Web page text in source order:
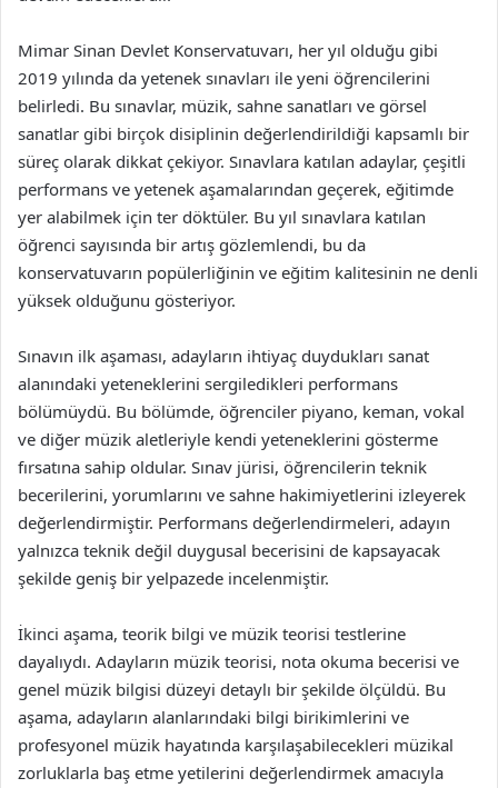
Mimar Sinan Devlet Konservatuvarı, her yıl olduğu gibi
2019 yılında da yetenek sınavları ile yeni öğrencilerini
belirledi. Bu sınavlar, müzik, sahne sanatları ve görsel
sanatlar gibi birçok disiplinin değerlendirildiği kapsamlı bir
süreç olarak dikkat çekiyor. Sınavlara katılan adaylar, çeşitli
performans ve yetenek aşamalarından geçerek, eğitimde
yer alabilmek için ter döktüler. Bu yıl sınavlara katılan
öğrenci sayısında bir artış gözlemlendi, bu da
konservatuvarın popülerliğinin ve eğitim kalitesinin ne denli
yüksek olduğunu gösteriyor.
Sınavın ilk aşaması, adayların ihtiyaç duydukları sanat
alanındaki yeteneklerini sergiledikleri performans
bölümüydü. Bu bölümde, öğrenciler piyano, keman, vokal
ve diğer müzik aletleriyle kendi yeteneklerini gösterme
fırsatına sahip oldular. Sınav jürisi, öğrencilerin teknik
becerilerini, yorumlarını ve sahne hakimiyetlerini izleyerek
değerlendirmiştir. Performans değerlendirmeleri, adayın
yalnızca teknik değil duygusal becerisini de kapsayacak
şekilde geniş bir yelpazede incelenmiştir.
İkinci aşama, teorik bilgi ve müzik teorisi testlerine
dayalıydı. Adayların müzik teorisi, nota okuma becerisi ve
genel müzik bilgisi düzeyi detaylı bir şekilde ölçüldü. Bu
aşama, adayların alanlarındaki bilgi birikimlerini ve
profesyonel müzik hayatında karşılaşabilecekleri müzikal
zorluklarla baş etme yetilerini değerlendirmek amacıyla